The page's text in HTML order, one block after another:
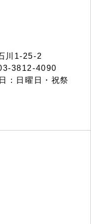
川1-25-2
3812-4090
：日曜日・祝祭